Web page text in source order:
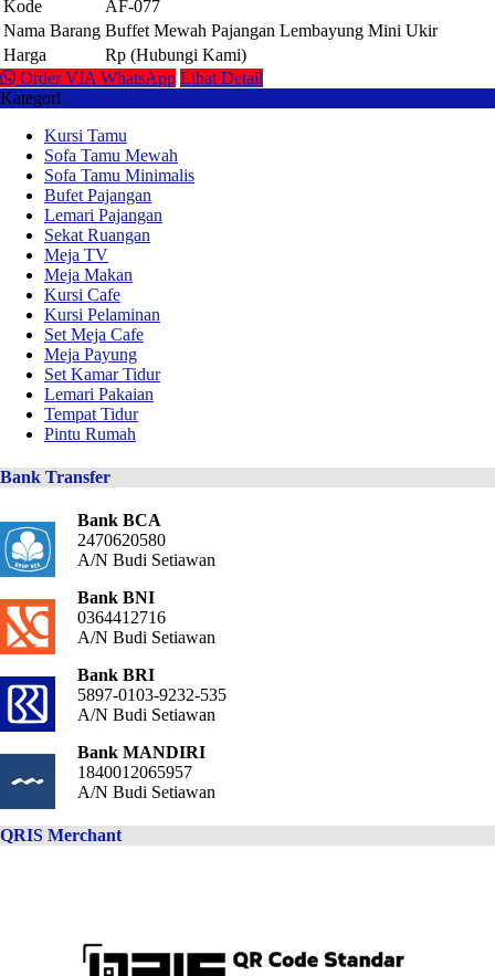
Kode
AF-077
Nama Barang Buffet Mewah Pajangan Lembayung Mini Ukir
Harga
Rp (Hubungi Kami)
Order VIA WhatsApp Lihat Detail
Kategori
Kursi Tamu
Sofa Tamu Mewah
Sofa Tamu Minimalis
Bufet Pajangan
Lemari Pajangan
Sekat Ruangan
Meja TV
Meja Makan
Kursi Cafe
Kursi Pelaminan
Set Meja Cafe
Meja Payung
Set Kamar Tidur
Lemari Pakaian
Tempat Tidur
Pintu Rumah
Bank Transfer
Bank BCA
2470620580
A/N Budi Setiawan
Bank BNI
0364412716
A/N Budi Setiawan
Bank BRI
5897-0103-9232-535
A/N Budi Setiawan
Bank MANDIRI
1840012065957
A/N Budi Setiawan
QRIS Merchant